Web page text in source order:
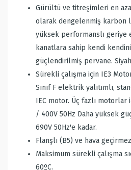
Gürültü ve titreşimleri en
olarak dengelenmiş karbon
yüksek performanslı geriye
kanatlara sahip kendi
güçlendirilmiş pervane.
Sürekli çalışma için IE3
Sınıf F elektrik yalıtımlı,
IEC motor. Üç fazlı
/ 400V 50Hz Daha yüksek
690V 50Hz'e kadar.
Flanşlı (B5) ve hava
Maksimum sürekli çalışma
60ºC.